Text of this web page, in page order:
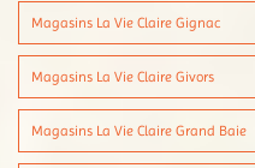
Magasins La Vie Claire Gignac
Magasins La Vie Claire Givors
Magasins La Vie Claire Grand Baie